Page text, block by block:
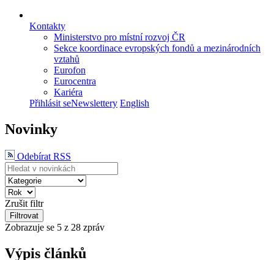
Kontakty
Ministerstvo pro místní rozvoj ČR
Sekce koordinace evropských fondů a mezinárodních
vztahů
Eurofon
Eurocentra
Kariéra
Přihlásit seNewslettery English
Novinky
Odebírat RSS
Zrušit filtr
Filtrovat
Zobrazuje se 5 z 28 zpráv
Výpis článků